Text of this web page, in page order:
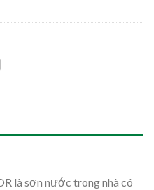
là sơn nước trong nhà có